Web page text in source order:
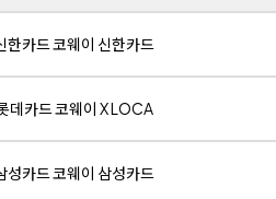
한카드 코웨이 신한카드
데카드 코웨이 X LOCA
성카드 코웨이 삼성카드